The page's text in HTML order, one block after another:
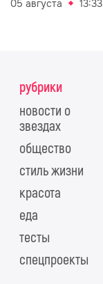
05 августа 13:33
рубрики
новости о
звездах
общество
стиль жизни
красота
еда
тесты
спецпроекты